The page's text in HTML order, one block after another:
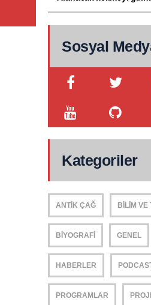
Sosyal
Kategoriler
ANTIK ÇAĞ BILIM VE
BIYOGRAFI GENEL
HABERLER
PROGRAMLAR